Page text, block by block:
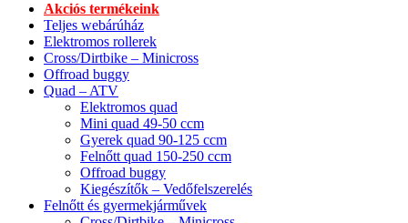
Akciós termékeink
Teljes webárúház
Elektromos rollerek
Cross/Dirtbike – Minicross
Offroad buggy
Quad – ATV
Elektromos quad
Mini quad 49-50 ccm
Gyerek quad 90-125 ccm
Felnőtt quad 150-250 ccm
Offroad buggy
Kiegészítők – Vedőfelszerelés
Felnőtt és gyermekjárművek